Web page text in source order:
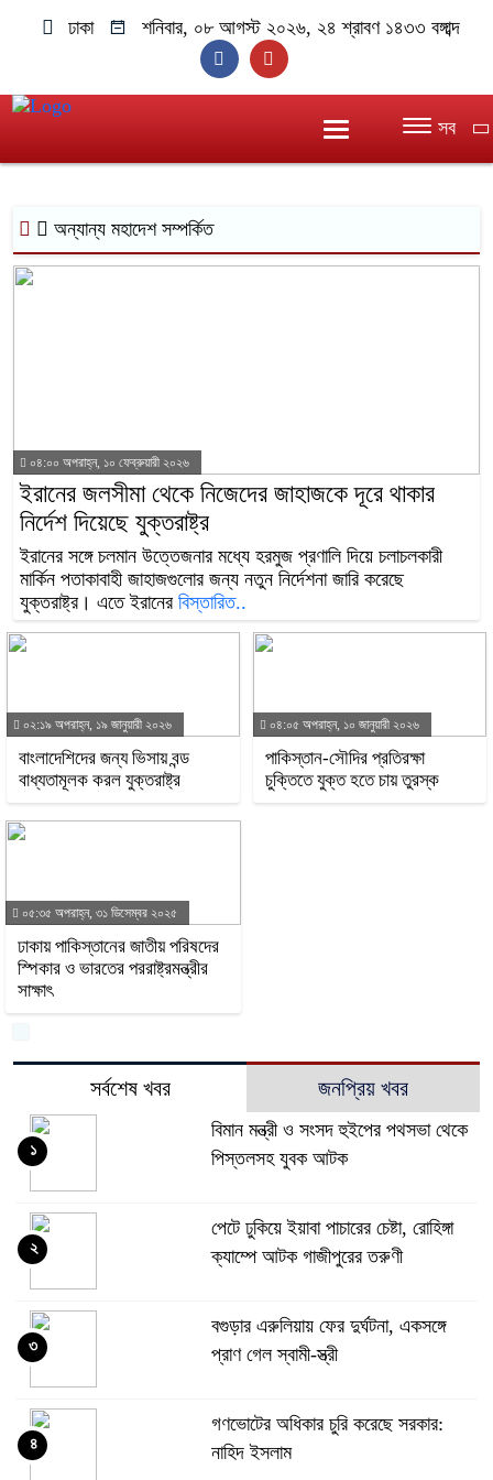
ঢাকা শনিবার, ০৮ আগস্ট ২০২৬, ২৪ শ্রাবণ ১৪৩৩ বঙ্গাব্দ
সব
অন্যান্য মহাদেশ সম্পর্কিত
০৪:০০ অপরাহ্ন, ১০ ফেব্রুয়ারী ২০২৬
ইরানের জলসীমা থেকে নিজেদের জাহাজকে দূরে থাকার
নির্দেশ দিয়েছে যুক্তরাষ্ট্র
ইরানের সঙ্গে চলমান উত্তেজনার মধ্যে হরমুজ প্রণালি দিয়ে চলাচলকারী
মার্কিন পতাকাবাহী জাহাজগুলোর জন্য নতুন নির্দেশনা জারি করেছে
যুক্তরাষ্ট্র। এতে ইরানের বিস্তারিত..
০২:১৯ অপরাহ্ন, ১৯ জানুয়ারী ২০২৬
বাংলাদেশিদের জন্য ভিসায় বন্ড
বাধ্যতামূলক করল যুক্তরাষ্ট্র
০৪:০৫ অপরাহ্ন, ১০ জানুয়ারী ২০২৬
পাকিস্তান-সৌদির প্রতিরক্ষা
চুক্তিতে যুক্ত হতে চায় তুরস্ক
০৫:৩৫ অপরাহ্ন, ৩১ ডিসেম্বর ২০২৫
ঢাকায় পাকিস্তানের জাতীয় পরিষদের
স্পিকার ও ভারতের পররাষ্ট্রমন্ত্রীর
সাক্ষাৎ
সর্বশেষ খবর জনপ্রিয় খবর
বিমান মন্ত্রী ও সংসদ হুইপের পথসভা থেকে
পিস্তলসহ যুবক আটক
১
পেটে ঢুকিয়ে ইয়াবা পাচারের চেষ্টা, রোহিঙ্গা
ক্যাম্পে আটক গাজীপুরের তরুণী
২
বগুড়ার এরুলিয়ায় ফের দুর্ঘটনা, একসঙ্গে
প্রাণ গেল স্বামী-স্ত্রী
৩
গণভোটের অধিকার চুরি করেছে সরকার:
নাহিদ ইসলাম
৪